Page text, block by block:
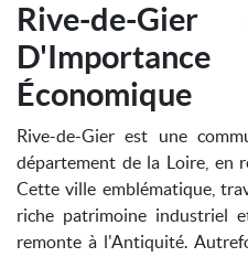
Rive-de-
Économique
Rive-de-Gier est une
département de la Loire, en
Cette ville emblématique,
riche patrimoine industriel
remonte à l'Antiquité.